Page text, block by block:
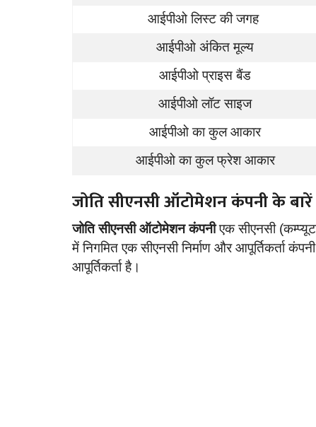
आईपीओ लिस्ट की जगह
आईपीओ अंकित मूल्य
आईपीओ प्राइस बैंड
आईपीओ लॉट साइज
आईपीओ का कुल आकार
आईपीओ का कुल फ्रेश आकार
जोति सीएनसी ऑटोमेशन कंपनी के
जोति सीएनसी ऑटोमेशन कंपनीएक सीएनसी
में निगमित एक सीएनसी निर्माण और आपूर्तिकर्ता
आपूर्तिकर्ता है।